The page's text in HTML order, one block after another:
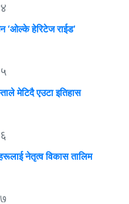
४
हेरिटेज राईड’
५
मेटिदै एउटा इतिहास
६
नेतृत्व विकास तालिम
७